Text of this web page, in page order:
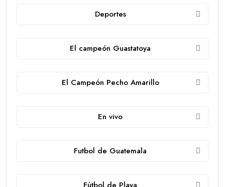
Deportes
El campeón Guastatoya
El Campeón Pecho Amarillo
En vivo
Futbol de Guatemala